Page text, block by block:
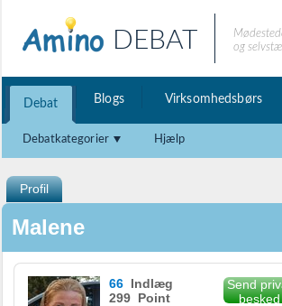
DEBAT
og
Debat Blogs Virksomhedsbørs
Debatkategorier Hjælp
Profil
Malene
66 Indlæg
299 Point
Send
besked